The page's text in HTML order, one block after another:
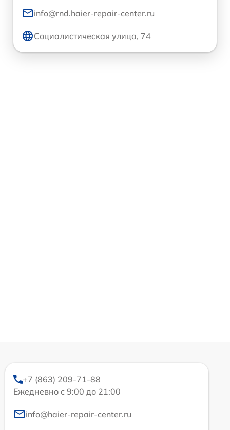
info@rnd.haier-repair-center.ru
Социалистическая улица, 74
+7 (863) 209-71-88
Ежедневно с 9:00 до 21:00
info@haier-repair-center.ru